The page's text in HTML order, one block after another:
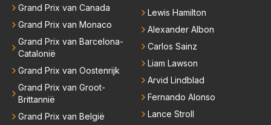
Grand Prix van Canada
Grand Prix van Monaco
Grand Prix van Barcelona-
Catalonië
Grand Prix van Oostenrijk
Grand Prix van Groot-
Brittannië
Grand Prix van België
Lewis Hamilton
Alexander Albon
Carlos Sainz
Liam Lawson
Arvid Lindblad
Fernando Alonso
Lance Stroll